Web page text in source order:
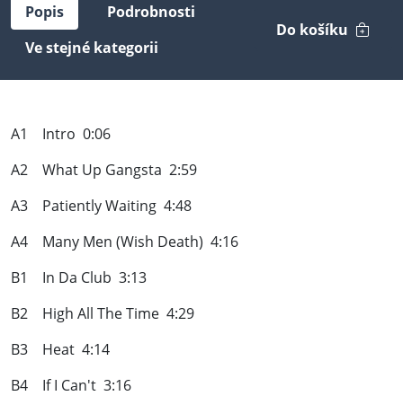
Popis
Podrobnosti
Ve stejné kategorii
Do košíku
A1 Intro 0:06
A2 What Up Gangsta 2:59
A3 Patiently Waiting 4:48
A4 Many Men (Wish Death) 4:16
B1 In Da Club 3:13
B2 High All The Time 4:29
B3 Heat 4:14
B4 If I Can't 3:16